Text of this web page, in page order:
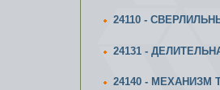
24110 -
24131 -
24140 - МЕХАНИЗМ